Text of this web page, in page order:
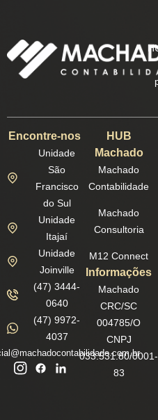
Encontre-nos
Unidade
São
Francisco
do Sul
Unidade
Itajaí
Unidade
Joinville
(47) 3444-
0640
(47) 9972-
4037
HUB
Machado
Machado
Contabilidade
Machado
Consultoria
M12 Connect
Informações
Machado
CRC/SC
004785/O
CNPJ
033.531.80/0001-
83